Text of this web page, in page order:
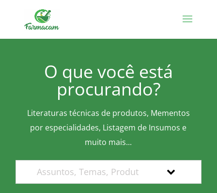
O que você está
procurando?
Literaturas técnicas de produtos, Mementos
por especialidades, Listagem de Insumos e
muito mais...